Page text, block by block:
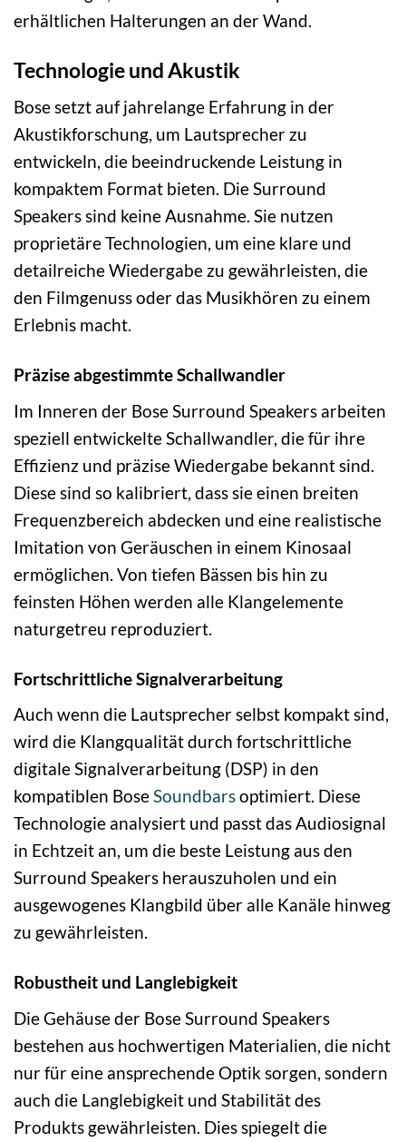
erhältlichen Halterungen an der Wand.
Technologie und Akustik
Bose setzt auf jahrelange Erfahrung in der
Akustikforschung, um Lautsprecher zu
entwickeln, die beeindruckende Leistung in
kompaktem Format bieten. Die Surround
Speakers sind keine Ausnahme. Sie nutzen
proprietäre Technologien, um eine klare und
detailreiche Wiedergabe zu gewährleisten, die
den Filmgenuss oder das Musikhören zu einem
Erlebnis macht.
Präzise abgestimmte Schallwandler
Im Inneren der Bose Surround Speakers arbeiten
speziell entwickelte Schallwandler, die für ihre
Effizienz und präzise Wiedergabe bekannt sind.
Diese sind so kalibriert, dass sie einen breiten
Frequenzbereich abdecken und eine realistische
Imitation von Geräuschen in einem Kinosaal
ermöglichen. Von tiefen Bässen bis hin zu
feinsten Höhen werden alle Klangelemente
naturgetreu reproduziert.
Fortschrittliche Signalverarbeitung
Auch wenn die Lautsprecher selbst kompakt sind,
wird die Klangqualität durch fortschrittliche
digitale Signalverarbeitung (DSP) in den
kompatiblen BoseSoundbarsoptimiert. Diese
Technologie analysiert und passt das Audiosignal
in Echtzeit an, um die beste Leistung aus den
Surround Speakers herauszuholen und ein
ausgewogenes Klangbild über alle Kanäle hinweg
zu gewährleisten.
Robustheit und Langlebigkeit
Die Gehäuse der Bose Surround Speakers
bestehen aus hochwertigen Materialien, die nicht
nur für eine ansprechende Optik sorgen, sondern
auch die Langlebigkeit und Stabilität des
Produkts gewährleisten. Dies spiegelt die